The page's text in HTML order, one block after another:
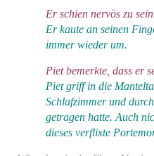
Er schien nervös zu
Er kaute an seinen
immer wieder um.
Piet bemerkte, dass er
Piet griff in die
Schlafzimmer und
getragen hatte. Auch
dieses verflixte